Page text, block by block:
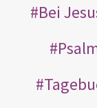
Bei